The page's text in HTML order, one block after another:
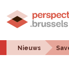
Nieuws